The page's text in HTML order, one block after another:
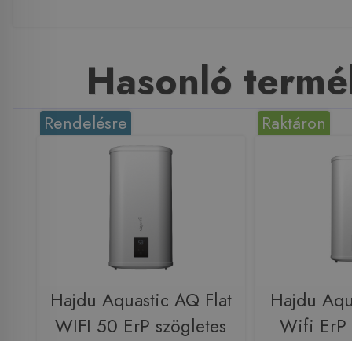
Hasonló
Rendelésre
Hajdu Aquastic AQ Flat
WIFI 50 ErP szögletes
Raktáron
Hajdu
Wifi ErP